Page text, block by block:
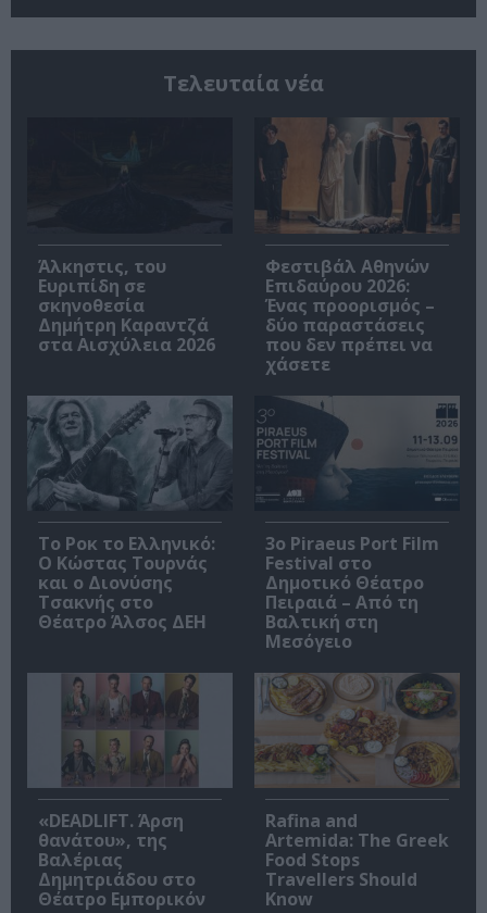
Τελευταία νέα
Άλκηστις, του
Ευριπίδη σε
σκηνοθεσία
Δημήτρη Καραντζά
στα Αισχύλεια 2026
Φεστιβάλ Αθηνών
Επιδαύρου 2026:
Ένας προορισμός –
δύο παραστάσεις
που δεν πρέπει να
χάσετε
Το Ροκ το Ελληνικό:
Ο Κώστας Τουρνάς
και ο Διονύσης
Τσακνής στο
Θέατρο Άλσος ΔΕΗ
3o Piraeus Port Film
Festival στο
Δημοτικό Θέατρο
Πειραιά – Από τη
Βαλτική στη
Μεσόγειο
«DEADLIFT. Άρση
θανάτου», της
Βαλέριας
Δημητριάδου στο
Θέατρο Εμπορικόν
Rafina and
Artemida: The Greek
Food Stops
Travellers Should
Know